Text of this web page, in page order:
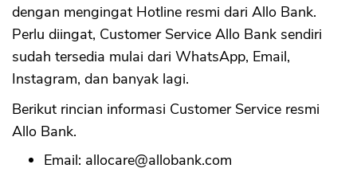
dengan mengingat Hotline resmi dari Allo Bank.
Perlu diingat, Customer Service Allo Bank sendiri
sudah tersedia mulai dari WhatsApp, Email,
Instagram, dan banyak lagi.
Berikut rincian informasi Customer Service resmi
Allo Bank.
Email: allocare@allobank.com